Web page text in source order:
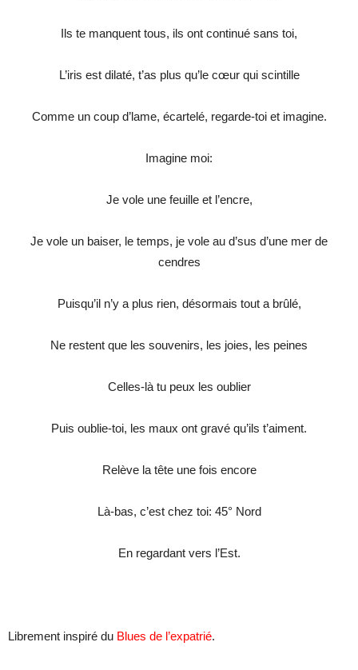
Ils te manquent tous, ils ont continué sans toi,
L’iris est dilaté, t’as plus qu’le cœur qui scintille
Comme un coup d’lame, écartelé, regarde-toi et imagine.
Imagine moi:
Je vole une feuille et l’encre,
Je vole un baiser, le temps, je vole au d’sus d’une mer de
cendres
Puisqu’il n’y a plus rien, désormais tout a brûlé,
Ne restent que les souvenirs, les joies, les peines
Celles-là tu peux les oublier
Puis oublie-toi, les maux ont gravé qu’ils t’aiment.
Relève la tête une fois encore
Là-bas, c’est chez toi: 45° Nord
En regardant vers l’Est.
Librement inspiré du Blues de l’expatrié.